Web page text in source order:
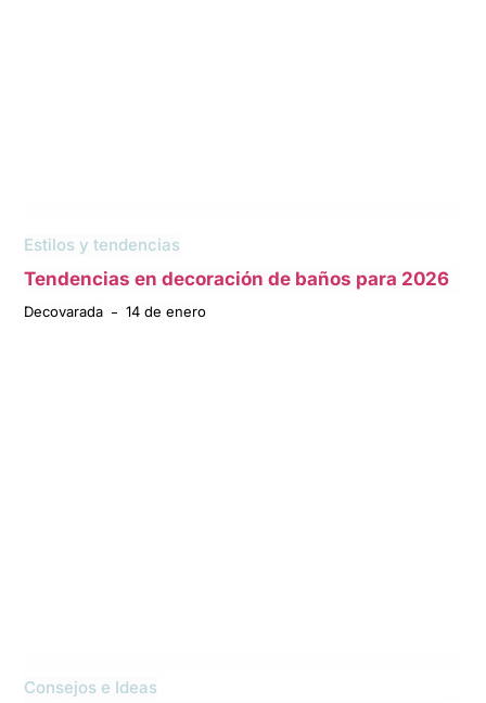
Estilos y tendencias
Tendencias en decoración de baños para 2026
Decovarada 14 de enero
Consejos e Ideas